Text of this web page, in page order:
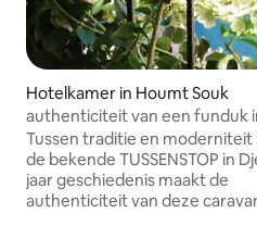
Hotelkamer in Houmt Souk
authenticiteit van een funduk
van de medina 3
Tussen traditie en moderniteit
de bekende TUSSENSTOP in
jaar geschiedenis maakt de
authenticiteit van deze